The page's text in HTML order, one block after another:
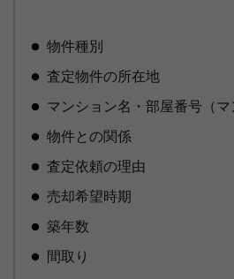
物件種別
査定物件の所在地
マンション名・部屋番号（マ
物件との関係
査定依頼の理由
売却希望時期
築年数
間取り